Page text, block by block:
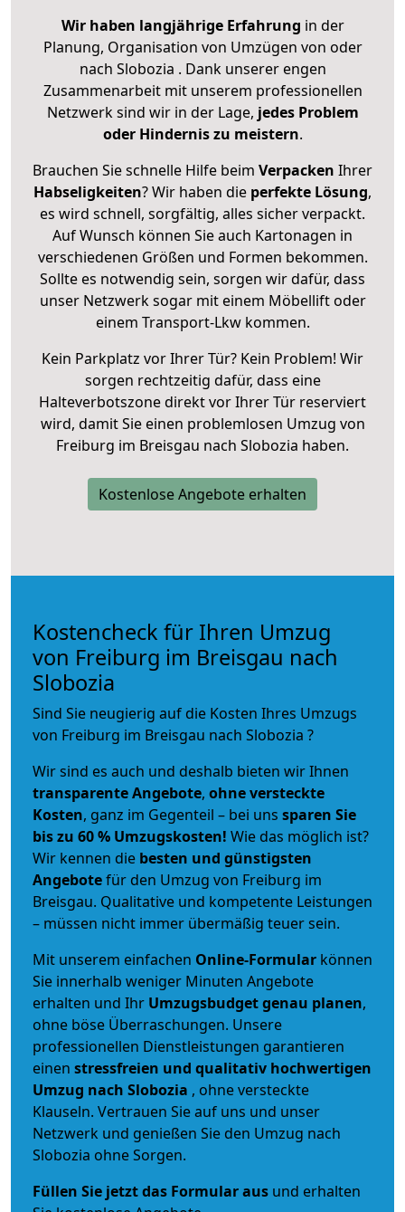
Wir haben langjährige Erfahrung in der
Planung, Organisation von Umzügen von oder
nach Slobozia . Dank unserer engen
Zusammenarbeit mit unserem professionellen
Netzwerk sind wir in der Lage, jedes Problem
oder Hindernis zu meistern.
Brauchen Sie schnelle Hilfe beim Verpacken Ihrer
Habseligkeiten? Wir haben die perfekte Lösung,
es wird schnell, sorgfältig, alles sicher verpackt.
Auf Wunsch können Sie auch Kartonagen in
verschiedenen Größen und Formen bekommen.
Sollte es notwendig sein, sorgen wir dafür, dass
unser Netzwerk sogar mit einem Möbellift oder
einem Transport-Lkw kommen.
Kein Parkplatz vor Ihrer Tür? Kein Problem! Wir
sorgen rechtzeitig dafür, dass eine
Halteverbotszone direkt vor Ihrer Tür reserviert
wird, damit Sie einen problemlosen Umzug von
Freiburg im Breisgau nach Slobozia haben.
Kostenlose Angebote erhalten
Kostencheck für Ihren Umzug
von Freiburg im Breisgau nach
Slobozia
Sind Sie neugierig auf die Kosten Ihres Umzugs
von Freiburg im Breisgau nach Slobozia ?
Wir sind es auch und deshalb bieten wir Ihnen
transparente Angebote, ohne versteckte
Kosten, ganz im Gegenteil – bei uns sparen Sie
bis zu 60 % Umzugskosten! Wie das möglich ist?
Wir kennen die besten und günstigsten
Angebotefür den Umzug von Freiburg im
Breisgau. Qualitative und kompetente Leistungen
– müssen nicht immer übermäßig teuer sein.
Mit unserem einfachen Online-Formular können
Sie innerhalb weniger Minuten Angebote
erhalten und Ihr Umzugsbudgetgenau planen,
ohne böse Überraschungen. Unsere
professionellen Dienstleistungen garantieren
einen stressfreien und qualitativ hochwertigen
Umzug nach Slobozia , ohne versteckte
Klauseln. Vertrauen Sie auf uns und unser
Netzwerk und genießen Sie den Umzug nach
Slobozia ohne Sorgen.
Füllen Sie jetzt das Formular aus und erhalten